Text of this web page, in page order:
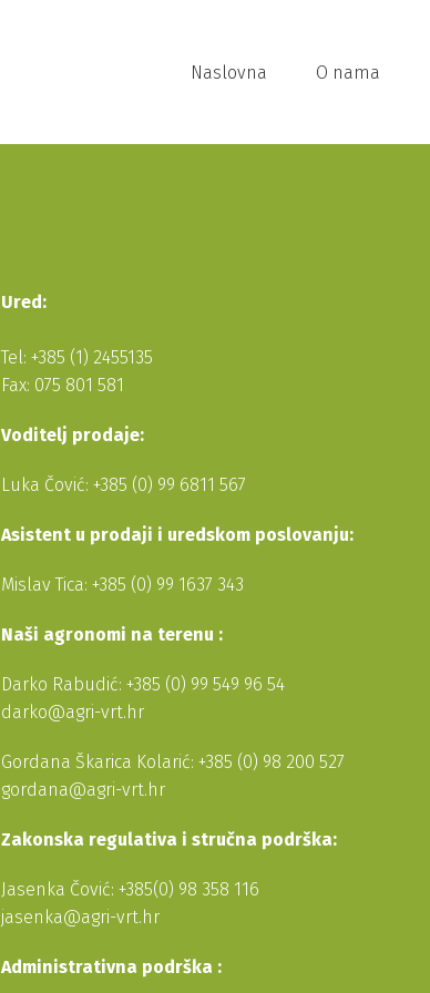
Naslovna O nama
Ured:
Tel: +385 (1) 2455135
Fax: 075 801 581
Voditelj prodaje:
Luka Čović: +385 (0) 99 6811 567
Asistent u prodaji i uredskom poslovanju:
Mislav Tica: +385 (0) 99 1637 343
Naši agronomi na terenu :
Darko Rabudić: +385 (0) 99 549 96 54
darko@agri-vrt.hr
Gordana Škarica Kolarić: +385 (0) 98 200 527
gordana@agri-vrt.hr
Zakonska regulativa i stručna podrška:
Jasenka Čović: +385(0) 98 358 116
jasenka@agri-vrt.hr
Administrativna podrška :